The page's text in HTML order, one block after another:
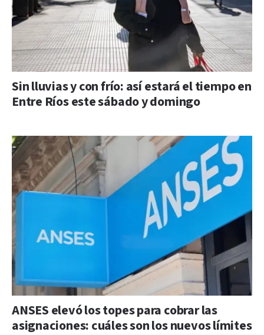
Sin lluvias y con frío: así estará el tiempo en
Entre Ríos este sábado y domingo
ANSES elevó los topes para cobrar las
asignaciones: cuáles son los nuevos límites